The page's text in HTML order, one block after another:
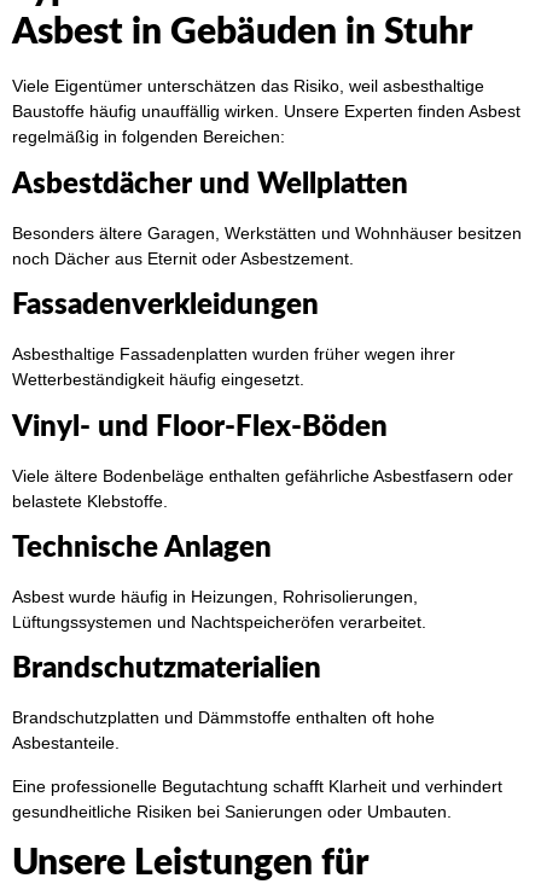
Asbest in Gebäuden in Stuhr
Viele Eigentümer unterschätzen das Risiko, weil asbesthaltige
Baustoffe häufig unauffällig wirken. Unsere Experten finden Asbest
regelmäßig in folgenden Bereichen:
Asbestdächer und Wellplatten
Besonders ältere Garagen, Werkstätten und Wohnhäuser besitzen
noch Dächer aus Eternit oder Asbestzement.
Fassadenverkleidungen
Asbesthaltige Fassadenplatten wurden früher wegen ihrer
Wetterbeständigkeit häufig eingesetzt.
Vinyl- und Floor-Flex-Böden
Viele ältere Bodenbeläge enthalten gefährliche Asbestfasern oder
belastete Klebstoffe.
Technische Anlagen
Asbest wurde häufig in Heizungen, Rohrisolierungen,
Lüftungssystemen und Nachtspeicheröfen verarbeitet.
Brandschutzmaterialien
Brandschutzplatten und Dämmstoffe enthalten oft hohe
Asbestanteile.
Eine professionelle Begutachtung schafft Klarheit und verhindert
gesundheitliche Risiken bei Sanierungen oder Umbauten.
Unsere Leistungen für